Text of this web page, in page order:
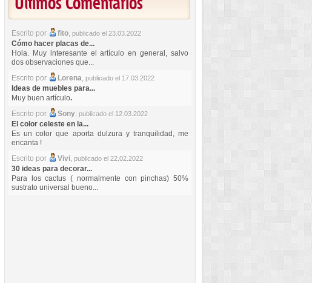
Escrito por fito, publicado el 23.03.2022
Cómo hacer placas de...
Hola. Muy interesante el artículo en general, salvo
dos observaciones que...
Escrito por
Lorena, publicado el 17.03.2022
Ideas de muebles para...
Muy buen artículo.
Escrito por
Sony, publicado el 12.03.2022
El color celeste en la...
Es un color que aporta dulzura y tranquilidad, me
encanta !
Escrito por
Vivi, publicado el 22.02.2022
30 ideas para decorar...
Para los cactus ( normalmente con pinchas) 50%
sustrato universal bueno...